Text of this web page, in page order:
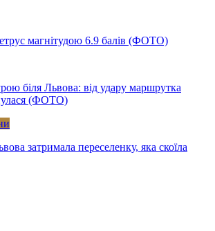
магнітудою 6.9 балів (ФОТО)
біля Львова: від удару маршрутка
(ФОТО)
затримала переселенку, яка скоїла